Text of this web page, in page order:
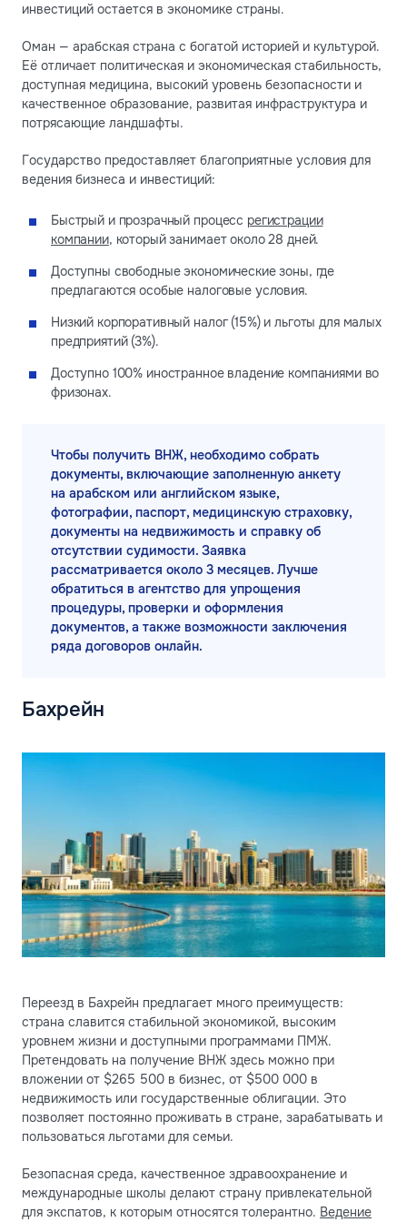
инвестиций остается в экономике страны.
Оман — арабская страна с богатой историей и культурой.
Её отличает политическая и экономическая стабильность,
доступная медицина, высокий уровень безопасности и
качественное образование, развитая инфраструктура и
потрясающие ландшафты.
Государство предоставляет благоприятные условия для
ведения бизнеса и инвестиций:
Быстрый и прозрачный процесс регистрации
компании, который занимает около 28 дней.
Доступны свободные экономические зоны, где
предлагаются особые налоговые условия.
Низкий корпоративный налог (15%) и льготы для малых
предприятий (3%).
Доступно 100% иностранное владение компаниями во
фризонах.
Чтобы получить ВНЖ, необходимо собрать
документы, включающие заполненную анкету
на арабском или английском языке,
фотографии, паспорт, медицинскую страховку,
документы на недвижимость и справку об
отсутствии судимости. Заявка
рассматривается около 3 месяцев. Лучше
обратиться в агентство для упрощения
процедуры, проверки и оформления
документов, а также возможности заключения
ряда договоров онлайн.
Бахрейн
Переезд в Бахрейн предлагает много преимуществ:
страна славится стабильной экономикой, высоким
уровнем жизни и доступными программами ПМЖ.
Претендовать на получение ВНЖ здесь можно при
вложении от $265 500 в бизнес, от $500 000 в
недвижимость или государственные облигации. Это
позволяет постоянно проживать в стране, зарабатывать и
пользоваться льготами для семьи.
Безопасная среда, качественное здравоохранение и
международные школы делают страну привлекательной
для экспатов, к которым относятся толерантно. Ведение